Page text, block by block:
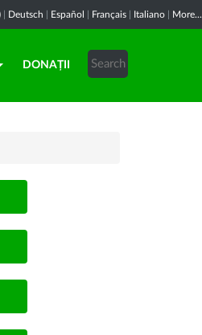
Deutsch Español Français Italiano More...
DONAȚII